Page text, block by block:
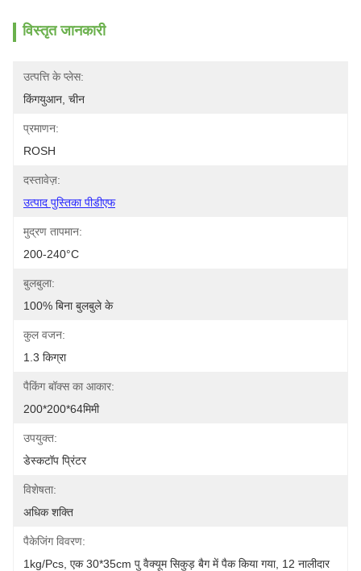
विस्तृत जानकारी
उत्पत्ति के प्लेस:
किंगयुआन, चीन
प्रमाणन:
ROSH
दस्तावेज़:
उत्पाद पुस्तिका पीडीएफ
मुद्रण तापमान:
200-240°C
बुलबुला:
100% बिना बुलबुले के
कुल वजन:
1.3 किग्रा
पैकिंग बॉक्स का आकार:
200*200*64मिमी
उपयुक्त:
डेस्कटॉप प्रिंटर
विशेषता:
अधिक शक्ति
पैकेजिंग विवरण:
1kg/pcs, एक 30*35cm पु वैक्यूम सिकुड़ बैग में पैक किया गया, 12 नालीदार